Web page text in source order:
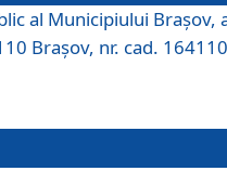
al Municipiului Braşov,
Brașov, nr. cad.